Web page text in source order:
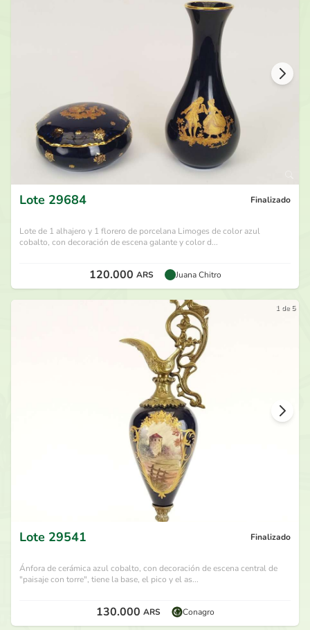
Lote 29684 Finalizado
Lote de 1 alhajero y 1 florero de porcelana Limoges de color azul
cobalto, con decoración de escena galante y color d...
120.000 ARS Juana Chitro
1 de 5
Lote 29541 Finalizado
Ánfora de cerámica azul cobalto, con decoración de escena central de
"paisaje con torre", tiene la base, el pico y el as...
130.000 ARS Conagro